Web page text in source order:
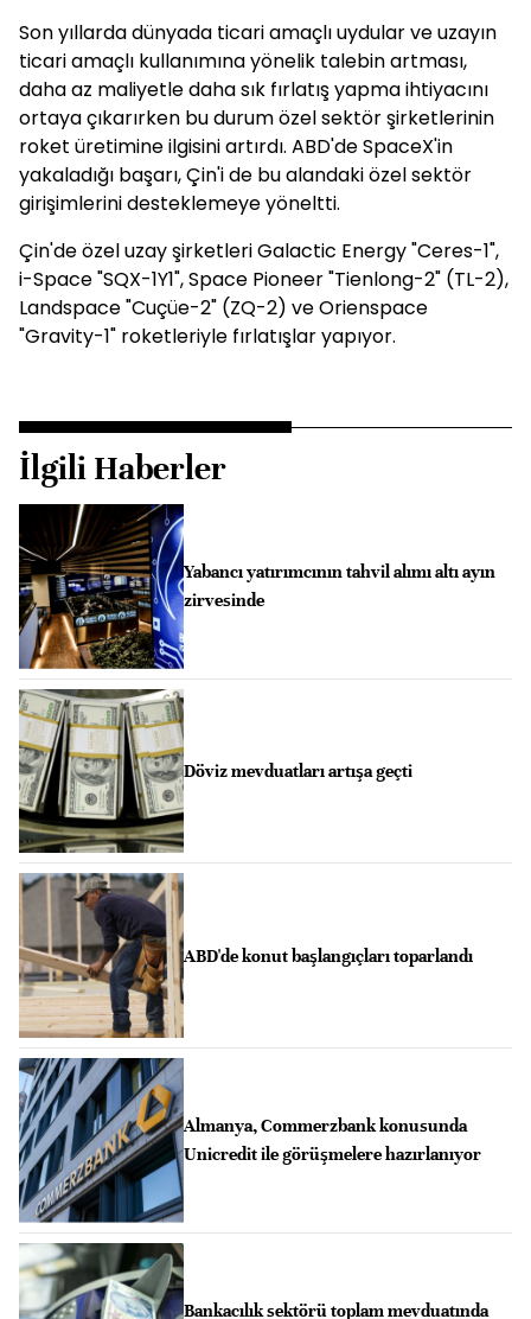
Son yıllarda dünyada ticari amaçlı uydular ve uzayın
ticari amaçlı kullanımına yönelik talebin artması,
daha az maliyetle daha sık fırlatış yapma ihtiyacını
ortaya çıkarırken bu durum özel sektör şirketlerinin
roket üretimine ilgisini artırdı. ABD'de SpaceX'in
yakaladığı başarı, Çin'i de bu alandaki özel sektör
girişimlerini desteklemeye yöneltti.
Çin'de özel uzay şirketleri Galactic Energy "Ceres-1",
i-Space "SQX-1Y1", Space Pioneer "Tienlong-2" (TL-2),
Landspace "Cuçüe-2" (ZQ-2) ve Orienspace
"Gravity-1" roketleriyle fırlatışlar yapıyor.
İlgili Haberler
Yabancı yatırımcının tahvil alımı altı ayın
zirvesinde
Döviz mevduatları artışa geçti
ABD'de konut başlangıçları toparlandı
Almanya, Commerzbank konusunda
Unicredit ile görüşmelere hazırlanıyor
Bankacılık sektörü toplam mevduatında